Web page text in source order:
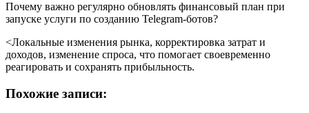
Почему важно регулярно обновлять финансовый план при
запуске услуги по созданию Telegram-ботов?
<Локальные изменения рынка, корректировка затрат и
доходов, изменение спроса, что помогает своевременно
реагировать и сохранять прибыльность.
Похожие записи: